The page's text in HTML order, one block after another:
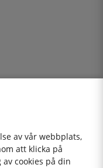
av vår webbplats,
att klicka på
av cookies på din